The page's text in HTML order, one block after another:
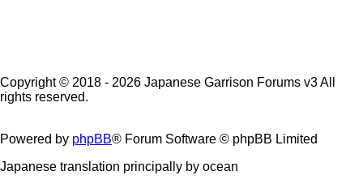
Copyright © 2018 - 2026 Japanese Garrison Forums v3 All
rights reserved.
Powered by phpBB® Forum Software © phpBB Limited
Japanese translation principally by ocean